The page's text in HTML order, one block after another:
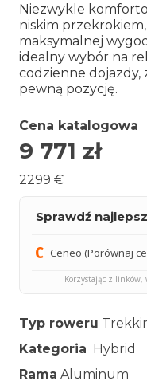
Niezwykle
niskim
maksymalnej
idealny wybór na
codzienne dojazdy,
pewną pozycję.
Cena katalogowa
9 771 zł
2299 €
Sprawdź
Ceneo (Porównaj
Korzystając z linków,
Typ roweru
Kategoria Hybrid
Rama Aluminum